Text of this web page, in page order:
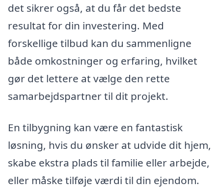
det sikrer også, at du får det bedste
resultat for din investering. Med
forskellige tilbud kan du sammenligne
både omkostninger og erfaring, hvilket
gør det lettere at vælge den rette
samarbejdspartner til dit projekt.
En tilbygning kan være en fantastisk
løsning, hvis du ønsker at udvide dit hjem,
skabe ekstra plads til familie eller arbejde,
eller måske tilføje værdi til din ejendom.